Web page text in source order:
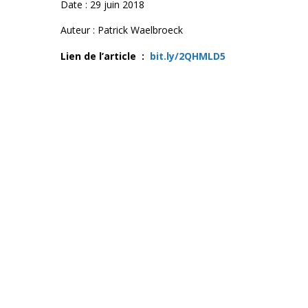
Date : 29 juin 2018
Auteur : Patrick Waelbroeck
Lien de l’article : bit.ly/2QHMLD5